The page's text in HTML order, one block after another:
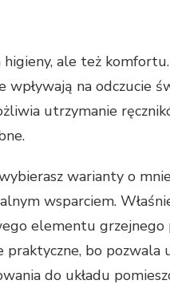
ale też
na odczucie
utrzymanie
warianty o
wsparciem.
elementu grzejnego
praktyczne, bo pozwala
do układu